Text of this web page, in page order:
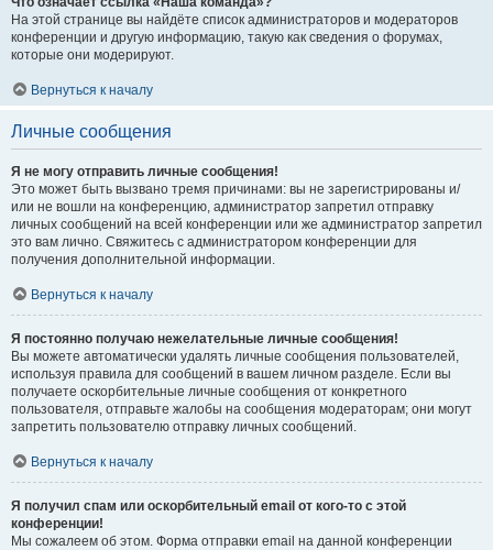
На этой странице вы найдёте список администраторов и модераторов
конференции и другую информацию, такую как сведения о форумах,
которые они модерируют.
Вернуться к началу
Личные сообщения
Я не могу отправить личные сообщения!
Это может быть вызвано тремя причинами: вы не зарегистрированы и/
или не вошли на конференцию, администратор запретил отправку
личных сообщений на всей конференции или же администратор запретил
это вам лично. Свяжитесь с администратором конференции для
получения дополнительной информации.
Вернуться к началу
Я постоянно получаю нежелательные личные сообщения!
Вы можете автоматически удалять личные сообщения пользователей,
используя правила для сообщений в вашем личном разделе. Если вы
получаете оскорбительные личные сообщения от конкретного
пользователя, отправьте жалобы на сообщения модераторам; они могут
запретить пользователю отправку личных сообщений.
Вернуться к началу
Я получил спам или оскорбительный email от кого-то с этой
конференции!
Мы сожалеем об этом. Форма отправки email на данной конференции